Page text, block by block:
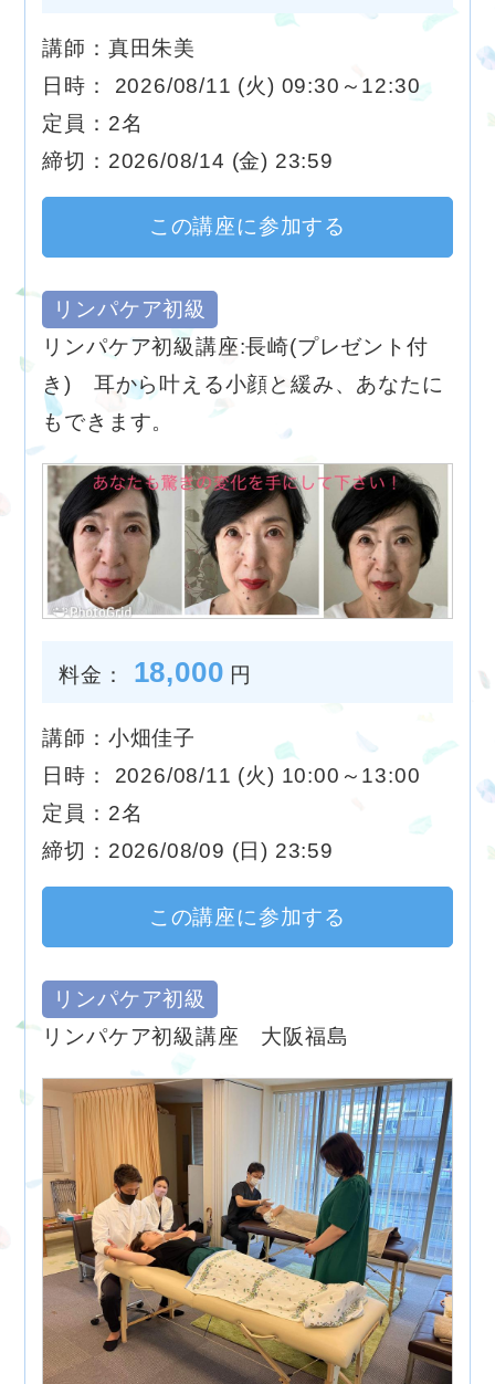
講師：真田朱美
日時： 2026/08/11 (火) 09:30～12:30
定員：2名
締切：2026/08/14 (金) 23:59
この講座に参加する
リンパケア初級
リンパケア初級講座:長崎(プレゼント付
き) 耳から叶える小顔と緩み、あなたに
もできます。
料金： 18,000 円
講師：小畑佳子
日時： 2026/08/11 (火) 10:00～13:00
定員：2名
締切：2026/08/09 (日) 23:59
この講座に参加する
リンパケア初級
リンパケア初級講座 大阪福島